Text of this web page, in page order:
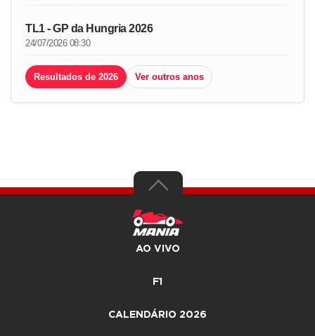
TL1 - GP da Hungria 2026
24/07/2026 08:30
Resultados de 2026 Ver outros anos
AO VIVO
F1
CALENDÁRIO 2026